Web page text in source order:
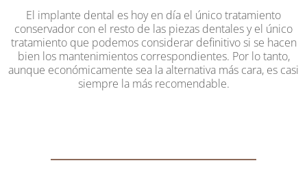
El implante dental es hoy en día el único tratamiento
conservador con el resto de las piezas dentales y el único
tratamiento que podemos considerar definitivo si se hacen
bien los mantenimientos correspondientes. Por lo tanto,
aunque económicamente sea la alternativa más cara, es casi
siempre la más recomendable.